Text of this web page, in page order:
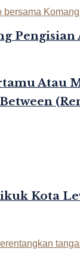
Kota
Pengisian
Atau